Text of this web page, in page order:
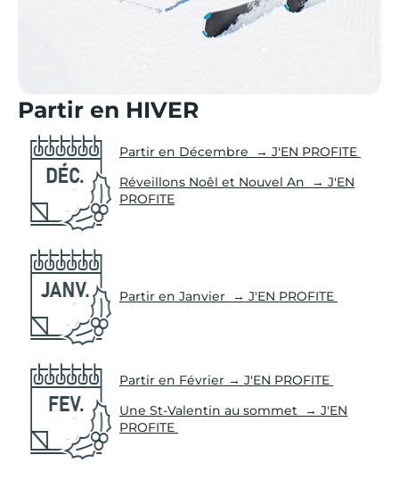
Partir en HIVER
Partir en Décembre → J'EN PROFITE
Réveillons Noêl et Nouvel An → J'EN
PROFITE
Partir en Janvier → J'EN PROFITE
Partir en Février → J'EN PROFITE
Une St-Valentin au sommet → J'EN
PROFITE